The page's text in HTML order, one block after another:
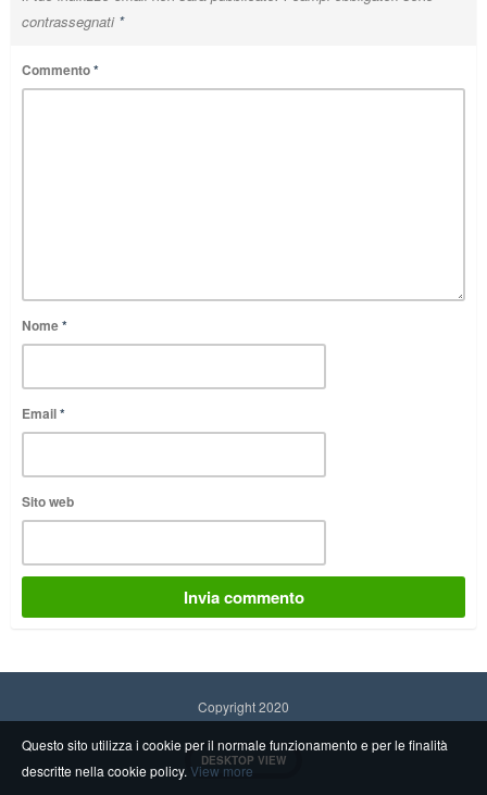
contrassegnati *
Commento*
Nome*
Email*
Sito web
Copyright 2020
DESKTOP VIEW
Questo sito utilizza i cookie per il normale funzionamento e per le finalità
descritte nella cookie policy. View more